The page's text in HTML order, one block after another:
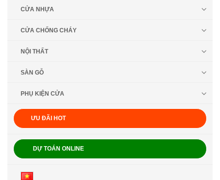
CỬA NHỰA
CỬA CHỐNG CHÁY
NỘI THẤT
SÀN GỖ
PHỤ KIỆN CỬA
ƯU ĐÃI HOT
DỰ TOÁN ONLINE